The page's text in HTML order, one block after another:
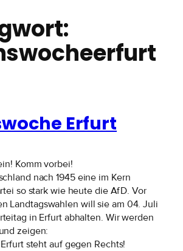
Erfurt
Komm vorbei!
nach 1945 eine im Kern
so stark wie heute die AfD. Vor
Landtagswahlen will sie am 04. Juli
in Erfurt abhalten. Wir werden
zeigen:
steht auf gegen Rechts!